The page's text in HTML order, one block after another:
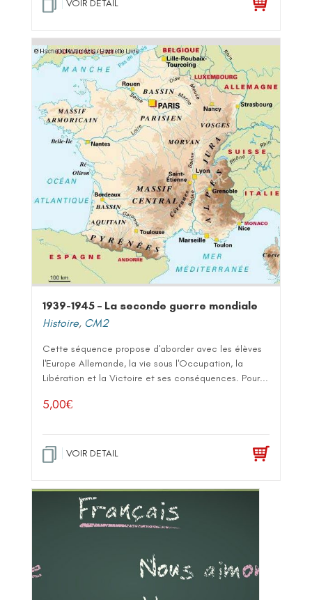
VOIR DETAIL
1939-1945 – La seconde guerre mondiale
Histoire, CM2
Cette séquence propose d'aborder avec les élèves
l'Europe Allemande, la vie sous l'Occupation, la
Libération et la Victoire et ses conséquences. Pour...
5,00€
VOIR DETAIL